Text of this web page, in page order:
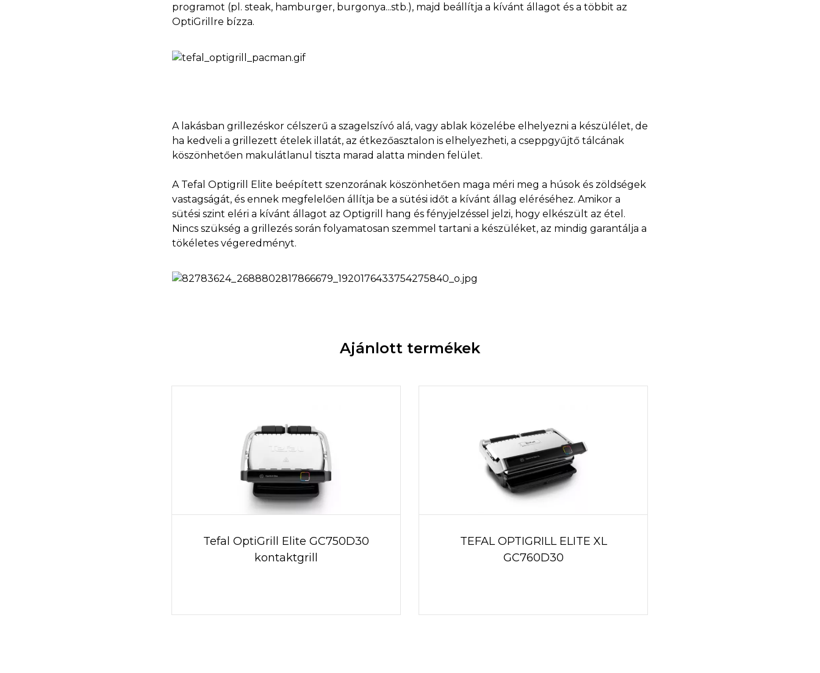
programot (pl. steak, hamburger, burgonya...stb.), majd beállítja a kívánt állagot és a többit az
OptiGrillre bízza.
A lakásban grillezéskor célszerű a szagelszívó alá, vagy ablak közelébe elhelyezni a készülélet, de
ha kedveli a grillezett ételek illatát, az étkezőasztalon is elhelyezheti, a cseppgyűjtő tálcának
köszönhetően makulátlanul tiszta marad alatta minden felület.
A Tefal Optigrill Elite beépített szenzorának köszönhetően maga méri meg a húsok és zöldségek
vastagságát, és ennek megfelelően állítja be a sütési időt a kívánt állag eléréséhez. Amikor a
sütési szint eléri a kívánt állagot az Optigrill hang és fényjelzéssel jelzi, hogy elkészült az étel.
Nincs szükség a grillezés során folyamatosan szemmel tartani a készüléket, az mindig garantálja a
tökéletes végeredményt.
Ajánlott termékek
Tefal OptiGrill Elite GC750D30
kontaktgrill
TEFAL OPTIGRILL ELITE XL
GC760D30